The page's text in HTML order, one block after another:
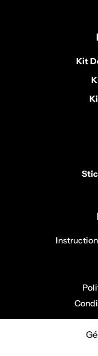
Kit